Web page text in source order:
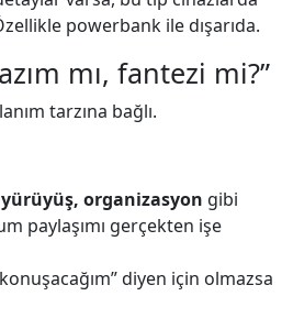
powerbank ile dışarıda.
mı, fantezi mi?”
tarzına bağlı.
organizasyon gibi
paylaşımı gerçekten işe
diyen için olmazsa